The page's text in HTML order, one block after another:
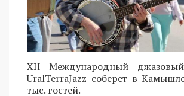
XII Международный джазовый
UralTerraJazz соберет в
тыс. гостей.